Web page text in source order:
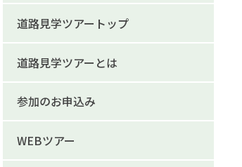
道路見学ツアートップ
道路見学ツアーとは
参加のお申込み
WEBツアー